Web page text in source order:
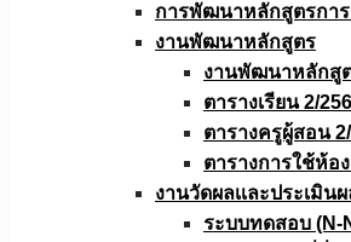
การพัฒนาหลักสูตรการ
งานพัฒนาหลักสูตร
งานพัฒนาหลักสู
ตารางเรียน 2/
ตารางครูผู้สอน
ตารางการใช้ห้อ
งานวัดผลเเละประเมิน
ระบบทดสอบ (N-